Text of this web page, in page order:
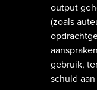
output
(zoals
gebruik,
schuld